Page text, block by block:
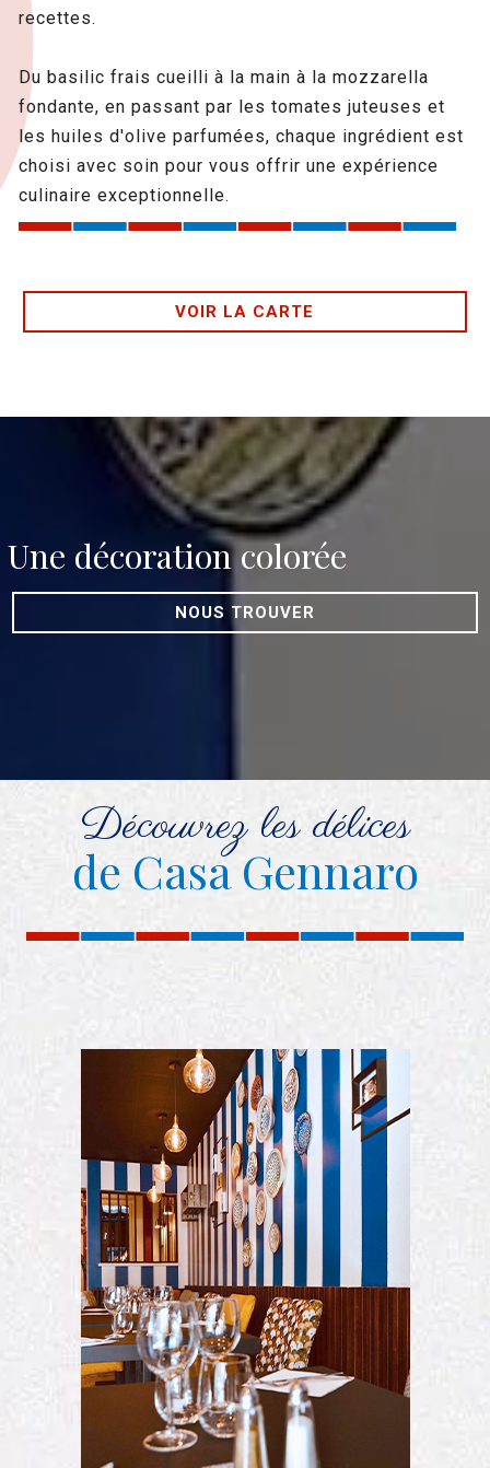
recettes.
Du basilic frais cueilli à la main à la mozzarella
fondante, en passant par les tomates juteuses et
les huiles d'olive parfumées, chaque ingrédient est
choisi avec soin pour vous offrir une expérience
culinaire exceptionnelle.
VOIR LA CARTE
Une décoration colorée
NOUS TROUVER
Découvrez les délices
de Casa Gennaro